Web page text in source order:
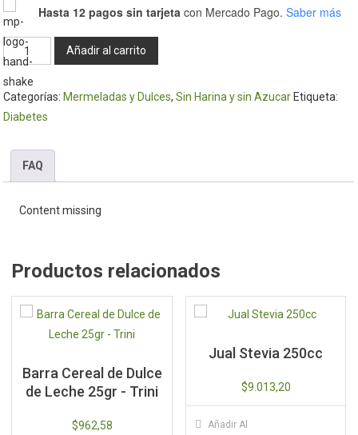
Hasta 12 pagos sin tarjeta con Mercado Pago. Saber más
Mermelada
de
durazno
gr
cantidad
Añadir al carrito
Categorías: Mermeladas y Dulces,Sin Harina y sin Azucar Etiqueta:
Diabetes
FAQ
Content missing
Productos relacionados
Barra Cereal de Dulce
de Leche 25gr - Trini
$962,58
Jual Stevia 250cc
$9.013,20
Añadir Al